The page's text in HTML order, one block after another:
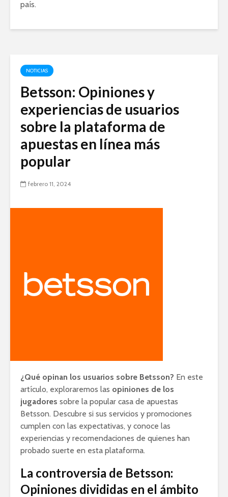
país.
NOTICIAS
Betsson: Opiniones y
experiencias de usuarios
sobre la plataforma de
apuestas en línea más
popular
febrero 11, 2024
¿Qué opinan los usuarios sobre Betsson? En este
artículo, exploraremos las opiniones de los
jugadores sobre la popular casa de apuestas
Betsson. Descubre si sus servicios y promociones
cumplen con las expectativas, y conoce las
experiencias y recomendaciones de quienes han
probado suerte en esta plataforma.
La controversia de Betsson:
Opiniones divididas en el ámbito